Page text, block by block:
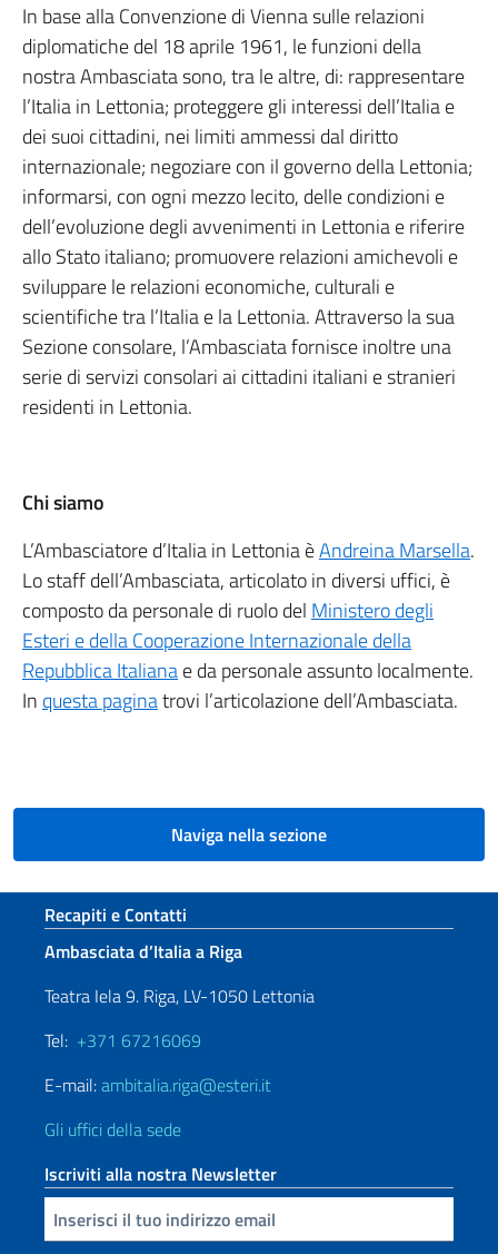
In base alla Convenzione di Vienna sulle relazioni
diplomatiche del 18 aprile 1961, le funzioni della
nostra Ambasciata sono, tra le altre, di: rappresentare
l’Italia in Lettonia; proteggere gli interessi dell’Italia e
dei suoi cittadini, nei limiti ammessi dal diritto
internazionale; negoziare con il governo della Lettonia;
informarsi, con ogni mezzo lecito, delle condizioni e
dell’evoluzione degli avvenimenti in Lettonia e riferire
allo Stato italiano; promuovere relazioni amichevoli e
sviluppare le relazioni economiche, culturali e
scientifiche tra l’Italia e la Lettonia. Attraverso la sua
Sezione consolare, l’Ambasciata fornisce inoltre una
serie di servizi consolari ai cittadini italiani e stranieri
residenti in Lettonia.
Chi siamo
L’Ambasciatore d’Italia in Lettonia èAndreina Marsella.
Lo staff dell’Ambasciata, articolato in diversi uffici, è
composto da personale di ruolo del Ministero degli
Esteri e della Cooperazione Internazionale della
Repubblica Italianae da personale assunto localmente.
In questa paginatrovi l’articolazione dell’Ambasciata.
Naviga nella sezione
Sezione footer
Recapiti e Contatti
Ambasciata d’Italia a Riga
Teatra Iela 9. Riga, LV-1050 Lettonia
Tel: +371 67216069
E-mail:ambitalia.riga@esteri.it
Gli uffici della sede
Iscriviti alla nostra Newsletter
Inserisci la tua email